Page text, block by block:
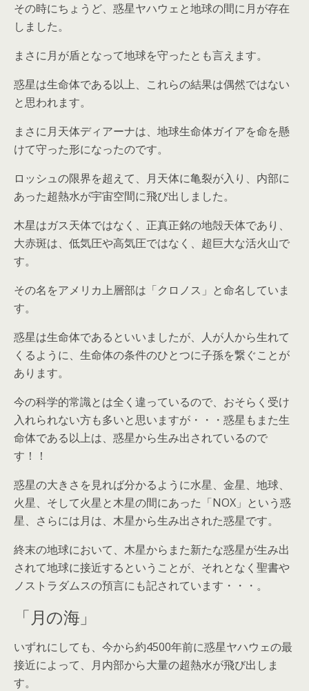
その時にちょうど、惑星ヤハウェと地球の間に月が存在
しました。
まさに月が盾となって地球を守ったとも言えます。
惑星は生命体である以上、これらの結果は偶然ではない
と思われます。
まさに月天体ディアーナは、地球生命体ガイアを命を懸
けて守った形になったのです。
ロッシュの限界を超えて、月天体に亀裂が入り、内部に
あった超熱水が宇宙空間に飛び出しました。
木星はガス天体ではなく、正真正銘の地殻天体であり、
大赤斑は、低気圧や高気圧ではなく、超巨大な活火山で
す。
その名をアメリカ上層部は「クロノス」と命名していま
す。
惑星は生命体であるといいましたが、人が人から生れて
くるように、生命体の条件のひとつに子孫を繋ぐことが
あります。
今の科学的常識とは全く違っているので、おそらく受け
入れられない方も多いと思いますが・・・惑星もまた生
命体である以上は、惑星から生み出されているので
す！！
惑星の大きさを見れば分かるように水星、金星、地球、
火星、そして火星と木星の間にあった「NOX」という惑
星、さらには月は、木星から生み出された惑星です。
終末の地球において、木星からまた新たな惑星が生み出
されて地球に接近するということが、それとなく聖書や
ノストラダムスの預言にも記されています・・・。
「月の海」
いずれにしても、今から約4500年前に惑星ヤハウェの最
接近によって、月内部から大量の超熱水が飛び出しま
す。